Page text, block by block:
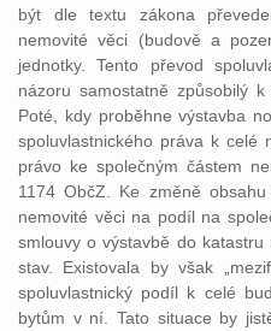
být dle textu zákona
nemovité věci (budově a
jednotky. Tento převod
názoru samostatně způsobilý
Poté, kdy proběhne výstavba
spoluvlastnického práva k celé
právo ke společným částem
1174 ObčZ. Ke změně
nemovité věci na podíl na
smlouvy o výstavbě do
stav. Existovala by však
spoluvlastnický podíl k celé
bytům v ní. Tato situace by